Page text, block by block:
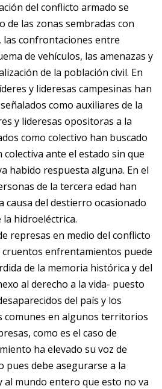
del conflicto armado se
de las zonas sembradas con
confrontaciones entre
de vehículos, las amenazas y
de la población civil. En
y lideresas campesinas han
como auxiliares de la
y lideresas opositoras a la
como colectivo han buscado
colectiva ante el estado sin que
habido respuesta alguna. En el
de la tercera edad han
causa del destierro ocasionado
hidroeléctrica.
represas en medio del conflicto
cruentos enfrentamientos puede
de la memoria histórica y del
al derecho a la vida- puesto
del país y los
comunes en algunos territorios
como es el caso de
ha elevado su voz de
pues debe asegurarse a la
al mundo entero que esto no va